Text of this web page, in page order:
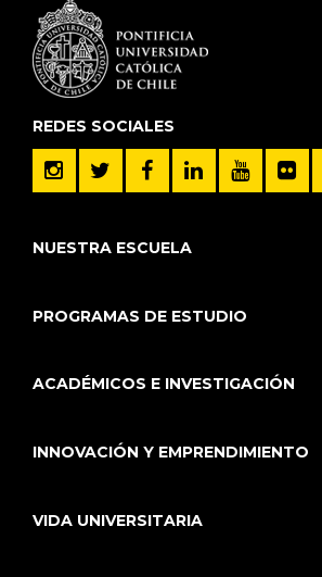
REDES SOCIALES
NUESTRA ESCUELA
PROGRAMAS DE ESTUDIO
ACADÉMICOS E INVESTIGACIÓN
INNOVACIÓN Y EMPRENDIMIENTO
VIDA UNIVERSITARIA